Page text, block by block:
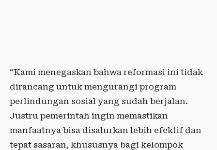
“Kami menegaskan bahwa reformasi ini tidak
dirancang untuk mengurangi program
perlindungan sosial yang sudah berjalan.
Justru pemerintah ingin memastikan
manfaatnya bisa disalurkan lebih efektif dan
tepat sasaran, khususnya bagi kelompok